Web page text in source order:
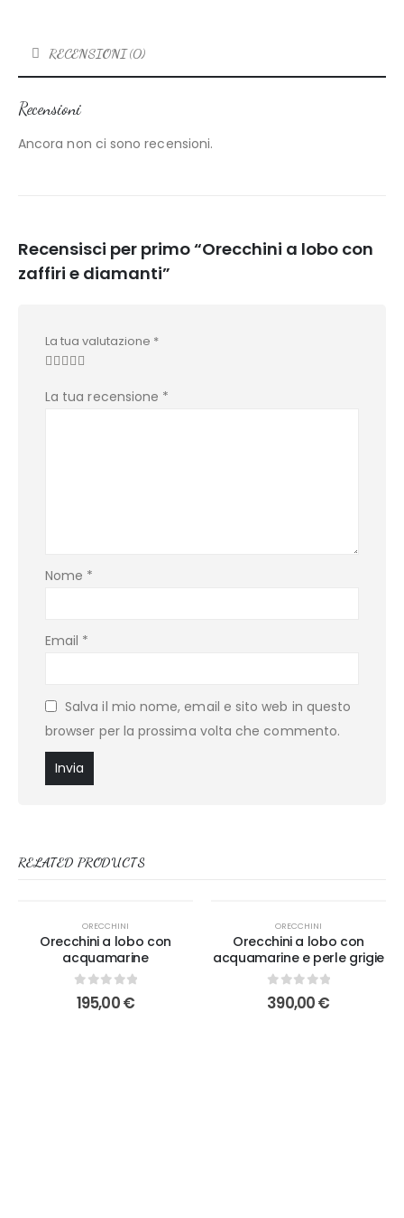
RECENSIONI (0)
Recensioni
Ancora non ci sono recensioni.
Recensisci per primo “Orecchini a lobo con
zaffiri e diamanti”
La tua valutazione *
La tua recensione *
Nome *
Email *
Salva il mio nome, email e sito web in questo
browser per la prossima volta che commento.
RELATED PRODUCTS
ORECCHINI
Orecchini a lobo con
acquamarine
0out of 5
195,00€
ORECCHINI
Orecchini a lobo con
acquamarine e perle grigie
0out of 5
390,00€